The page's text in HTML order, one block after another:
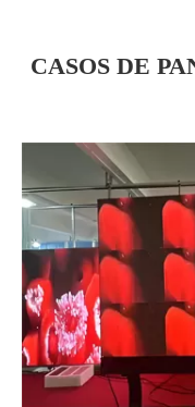
CASOS DE